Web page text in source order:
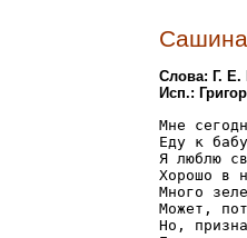
Сашина
Слова: Г. Е.
Исп.:
Мне
Еду к
Я люблю
Хорошо в
Много
Может,
Но,